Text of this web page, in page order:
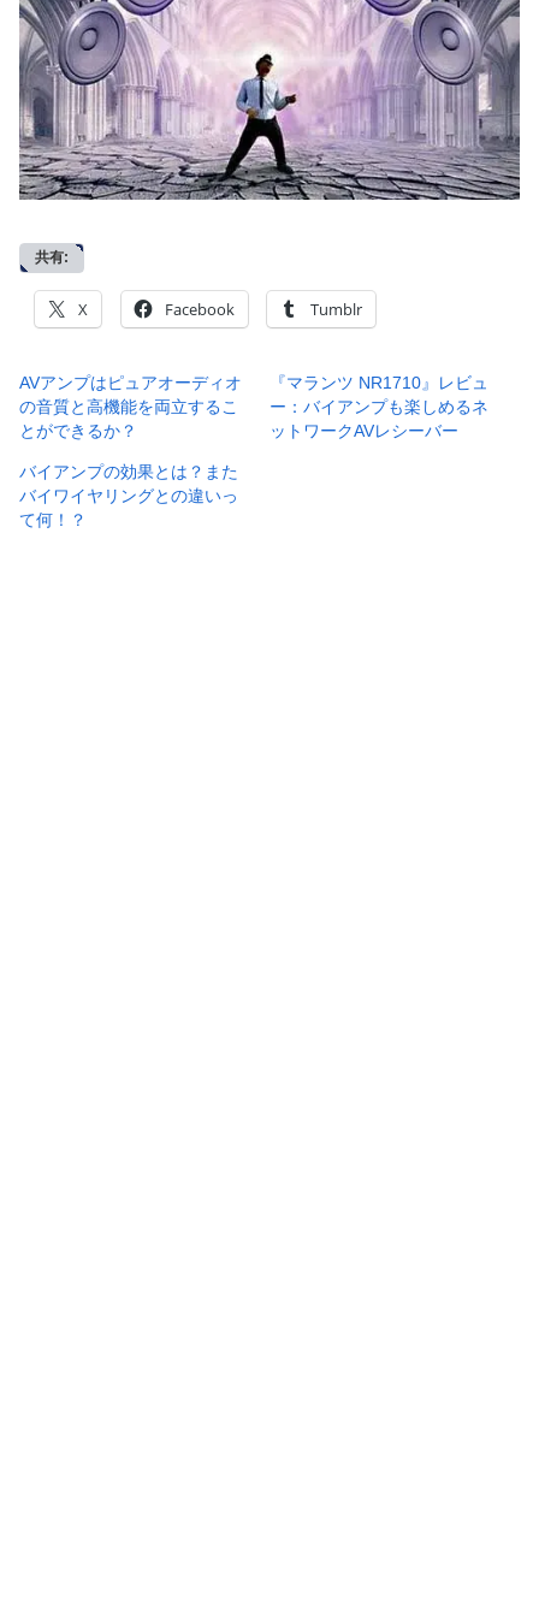
共有:
X Facebook Tumblr
AVアンプはピュアオーディオ
の音質と高機能を両立するこ
とができるか？
『マランツ NR1710』レビュ
ー：バイアンプも楽しめるネ
ットワークAVレシーバー
バイアンプの効果とは？また
バイワイヤリングとの違いっ
て何！？